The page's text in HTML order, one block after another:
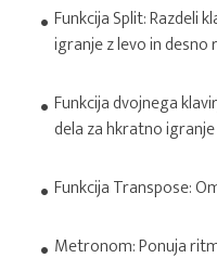
Funkcija Split: Razdeli
igranje z levo in desno
Funkcija dvojnega
dela za hkratno
Funkcija Transpose:
Metronom: Ponuja